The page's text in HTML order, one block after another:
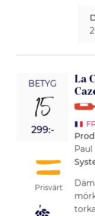
BETYG
15
299:-
Prisvärt
La
Paul